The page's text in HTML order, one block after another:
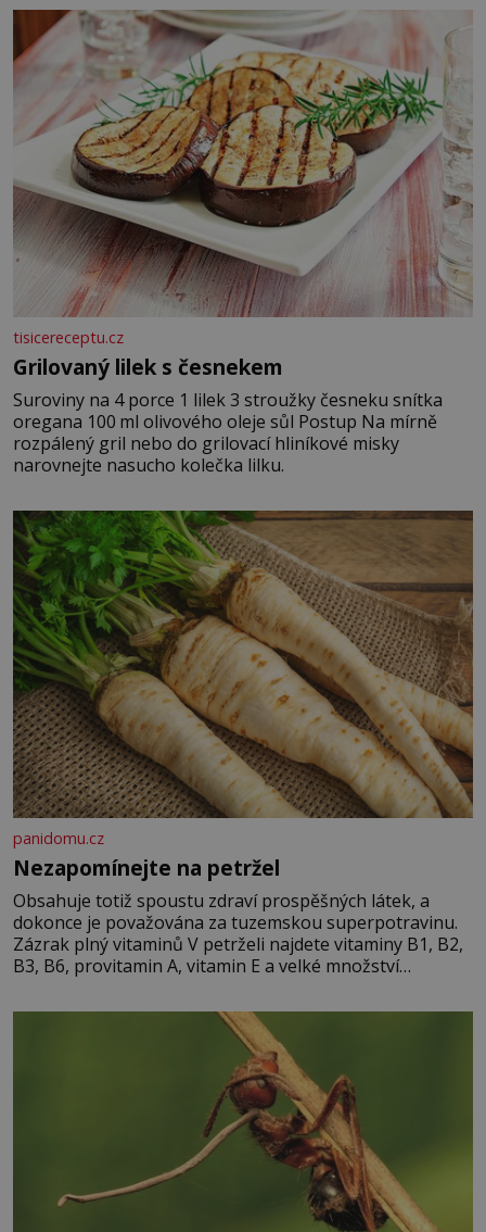
tisicereceptu.cz
Grilovaný lilek s česnekem
Suroviny na 4 porce 1 lilek 3 stroužky česneku snítka
oregana 100 ml olivového oleje sůl Postup Na mírně
rozpálený gril nebo do grilovací hliníkové misky
narovnejte nasucho kolečka lilku.
panidomu.cz
Nezapomínejte na petržel
Obsahuje totiž spoustu zdraví prospěšných látek, a
dokonce je považována za tuzemskou superpotravinu.
Zázrak plný vitaminů V petrželi najdete vitaminy B1, B2,
B3, B6, provitamin A, vitamin E a velké množství
pomeranč, v kořeni je také, ale je ho desetkrát méně), a